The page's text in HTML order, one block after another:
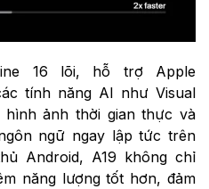
16 lõi, hỗ trợ Apple
tính năng AI như Visual
hình ảnh thời gian thực và
ngữ ngay lập tức trên
Android, A19 không chỉ
năng lượng tốt hơn, đảm